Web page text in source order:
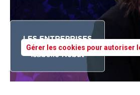
Gérer les cookies pour autoriser